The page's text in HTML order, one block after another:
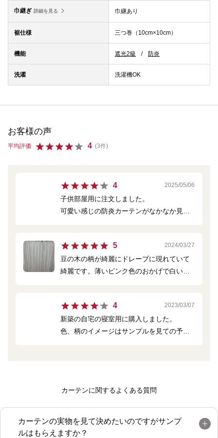
巾継ぎ 詳細を見る 巾継あり
裾仕様 三つ巻（10cm×10cm）
機能 遮光2級 防炎
洗濯 洗濯機OK
お客様の声
平均評価 4 (3件)
4 2025/05/06
子供部屋用に注文しました。
可愛い感じの防炎カーテンがなかなか見つ
ピンクというより、ベージュに近い感じだ
ったので、もう少しピンクぽいとなお良か
ったです。
5 2024/03/27
豆の木の柄が綺麗にドレープに現れていて
綺麗です。薄いピンク色のおかげで白い床
4 2023/03/07
新築の自宅の寝室用に購入しました。
色、柄のイメージはサンプルを見ての予想
く目覚められます。
間カーテンを束ねた時のモッサリ感が残念
です。
カーテンに関するよくある質問
カーテンの実物を見て決めたいのですがサンプ
ルはもらえますか？